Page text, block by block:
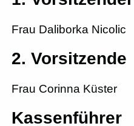
Frau Daliborka Nicolic
2. Vorsitzende
Frau Corinna Küster
Kassenführer